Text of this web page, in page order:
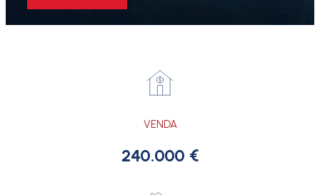
VENDA
240.000 €